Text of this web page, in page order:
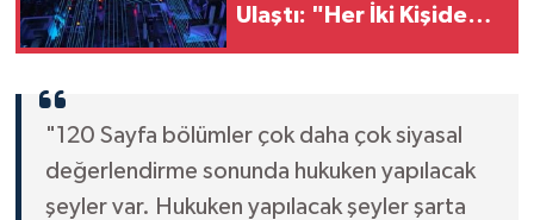
Ulaştı: "Her İki Kişiden
"120 Sayfa bölümler çok daha çok siyasal
değerlendirme sonunda hukuken yapılacak
şeyler var. Hukuken yapılacak şeyler şarta